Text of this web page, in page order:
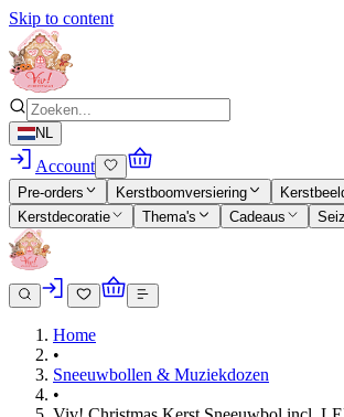
Skip to content
NL
Account
Pre-orders Kerstboomversiering
Kerstdecoratie
Thema's Cadeaus
Home
•
Sneeuwbollen & Muziekdozen
•